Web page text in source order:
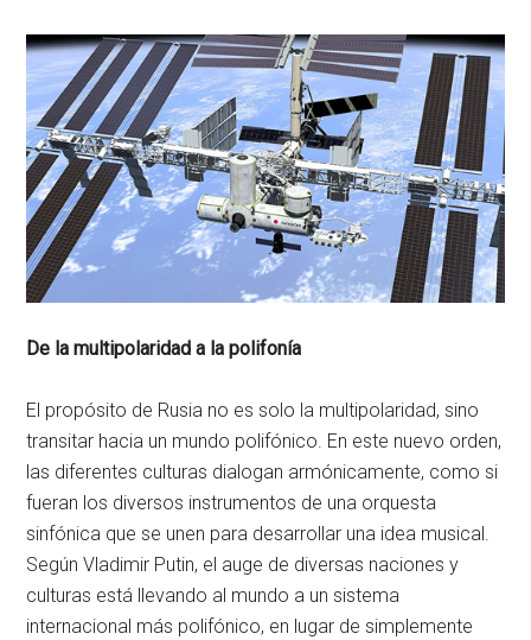
De la multipolaridad a la polifonía
El propósito de Rusia no es solo la multipolaridad, sino
transitar hacia un mundo polifónico. En este nuevo orden,
las diferentes culturas dialogan armónicamente, como si
fueran los diversos instrumentos de una orquesta
sinfónica que se unen para desarrollar una idea musical.
Según Vladimir Putin, el auge de diversas naciones y
culturas está llevando al mundo a un sistema
internacional más polifónico, en lugar de simplemente